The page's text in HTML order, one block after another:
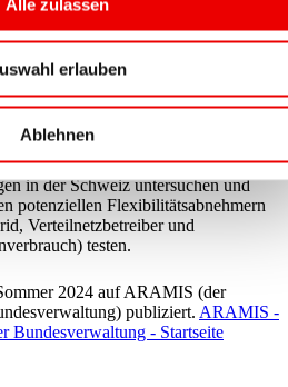
Alle zulassen
erlauben
Ablehnen
lief operativ von Herbst
wurden 50 bidirektionale Honda-e-
Betrieb von Mobility integriert.
zeigen, wie sich dank dieser
brechen lassen und wie
Eigenverbrauch optimieren
betriebswirtschaftliche Potenzial
in der Schweiz untersuchen und
potenziellen Flexibilitätsabnehmern
Verteilnetzbetreiber und
testen.
2024 auf ARAMIS (der
publiziert. ARAMIS -
Bundesverwaltung - Startseite